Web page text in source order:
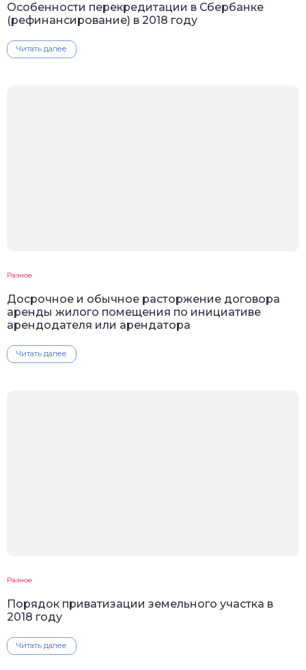
Особенности перекредитации в Сбербанке
(рефинансирование) в 2018 году
Читать далее
Разное
Досрочное и обычное расторжение договора
аренды жилого помещения по инициативе
арендодателя или арендатора
Читать далее
Разное
Порядок приватизации земельного участка в
2018 году
Читать далее